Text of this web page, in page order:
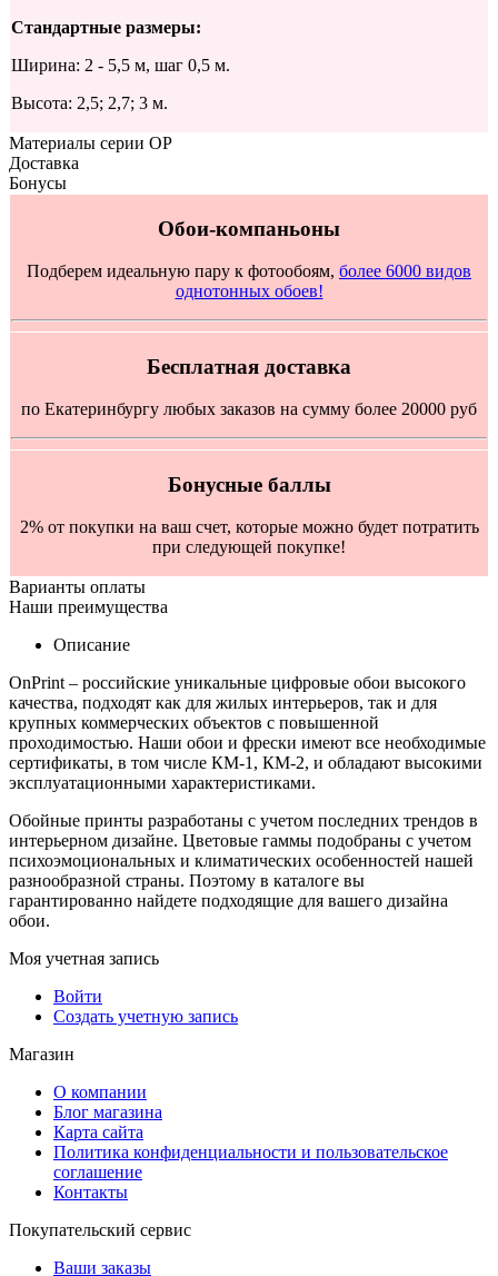
Стандартные размеры:
Ширина: 2 - 5,5 м, шаг 0,5 м.
Высота: 2,5; 2,7; 3 м.
Материалы серии OP
Доставка
Бонусы
Обои-компаньоны
Подберем идеальную пару к фотообоям, более 6000 видов
однотонных обоев!
Бесплатная доставка
по Екатеринбургу любых заказов на сумму более 20000 руб
Бонусные баллы
2% от покупки на ваш счет, которые можно будет потратить
при следующей покупке!
Варианты оплаты
Наши преимущества
Описание
OnPrint – российские уникальные цифровые обои высокого
качества, подходят как для жилых интерьеров, так и для
крупных коммерческих объектов с повышенной
проходимостью. Наши обои и фрески имеют все необходимые
сертификаты, в том числе КМ-1, КМ-2, и обладают высокими
эксплуатационными характеристиками.
Обойные принты разработаны с учетом последних трендов в
интерьерном дизайне. Цветовые гаммы подобраны с учетом
психоэмоциональных и климатических особенностей нашей
разнообразной страны. Поэтому в каталоге вы
гарантированно найдете подходящие для вашего дизайна
обои.
Моя учетная запись
Войти
Создать учетную запись
Магазин
О компании
Блог магазина
Карта сайта
Политика конфиденциальности и пользовательское
соглашение
Контакты
Покупательский сервис
Ваши заказы